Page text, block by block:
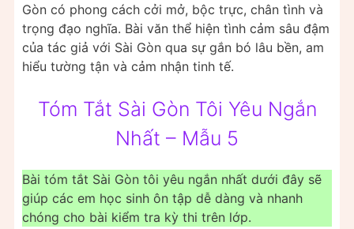
Gòn có phong cách cởi mở, bộc trực, chân tình và
trọng đạo nghĩa. Bài văn thể hiện tình cảm sâu đậm
của tác giả với Sài Gòn qua sự gắn bó lâu bền, am
hiểu tường tận và cảm nhận tinh tế.
Tóm Tắt Sài Gòn Tôi Yêu Ngắn
Nhất – Mẫu 5
Bài tóm tắt Sài Gòn tôi yêu ngắn nhất dưới đây sẽ
giúp các em học sinh ôn tập dễ dàng và nhanh
chóng cho bài kiểm tra kỳ thi trên lớp.